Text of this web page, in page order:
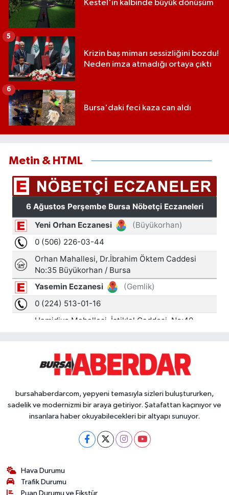
Kestel'in kalbinde büyük dönüşüm
Krizin baş mimarı sessizliğini bozdu!
Neden imza atmadığı ortaya çıktı
5
Bursa'daki feci kaza can aldı
6
Metin & HTML
bursahaberdarcom, yepyeni temasıyla sizleri buluştururken,
sadelik ve modernizmi bir araya getiriyor. Şatafattan kaçınıyor ve
insanlara haber okuyabilecekleri bir altyapı sunuyor.
Hava Durumu
Trafik Durumu
Puan Durumu ve Fikstür